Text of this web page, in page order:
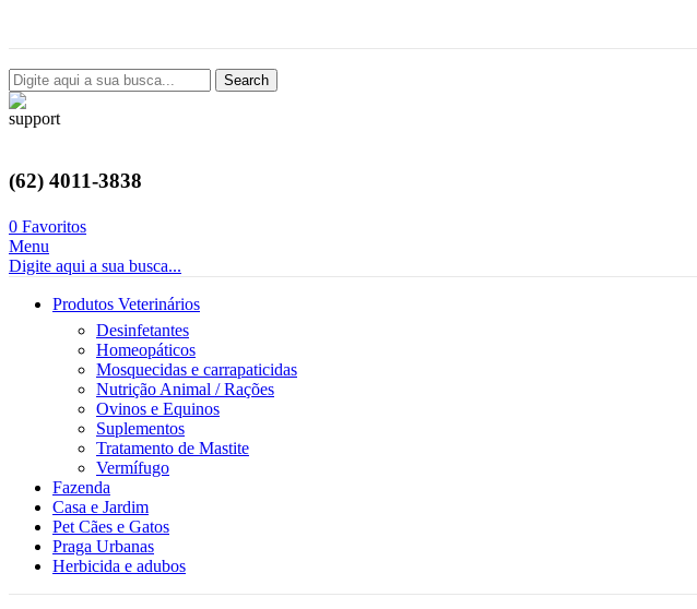
Search
(62) 4011-3838
0 Favoritos
Menu
Digite aqui a sua busca...
Produtos Veterinários
Desinfetantes
Homeopáticos
Mosquecidas e carrapaticidas
Nutrição Animal / Rações
Ovinos e Equinos
Suplementos
Tratamento de Mastite
Vermífugo
Fazenda
Casa e Jardim
Pet Cães e Gatos
Praga Urbanas
Herbicida e adubos